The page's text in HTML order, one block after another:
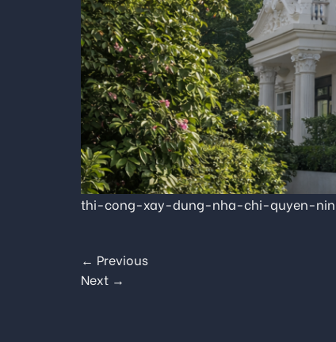
thi-cong-xay-dung-nha-chi-quyen-
← Previous
Next →